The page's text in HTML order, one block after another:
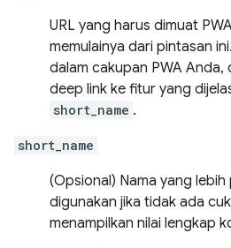
URL yang harus dimuat
memulainya dari pintasan
dalam cakupan PWA Anda,
deep link ke fitur yang
short_name .
short_name
(Opsional) Nama yang
digunakan jika tidak ada
menampilkan nilai lengkap